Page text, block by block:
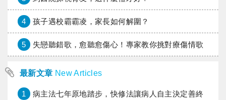
4 孩子遇校霸霸凌，家長如何解圍？
5 失戀聽錯歌，愈聽愈傷心！專家教你挑對療傷情歌
最新文章 New Articles
1 病主法七年原地踏步，快修法讓病人自主決定善終